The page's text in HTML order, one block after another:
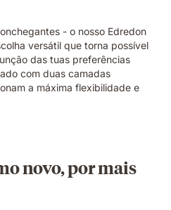
- o nosso Edredon
versátil que torna possível
das tuas preferências
com duas camadas
a máxima flexibilidade e
novo, por mais